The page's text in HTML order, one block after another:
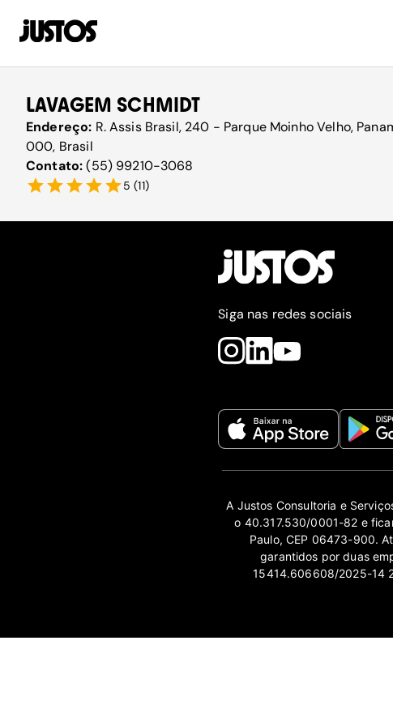
LAVAGEM SCHMIDT
Endereço: R. Assis Brasil, 240 - Parque Moinho Velho,
000, Brasil
Contato:(55) 99210-3068
5 (11)
Siga nas redes sociais
A Justos Consultoria e
o 40.317.530/0001-82 e
Paulo, CEP 06473-900.
garantidos por duas
15414.606608/2025-14